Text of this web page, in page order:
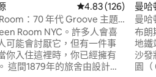
平均評分（滿分 5 分）從 126 則評價中獲
4.83 (126)
：70 年代 Groove 主題
Room NYC。許多人會喜
可能會討厭它，但有一件事
你入住這裡時，你已經擁有
曼哈
曼哈
布朗
地鐵
沙發牀。 步行即可抵達
園（